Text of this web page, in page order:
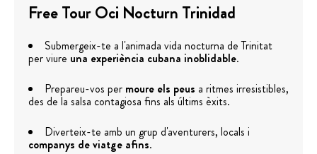
Free Tour Oci Nocturn Trinidad
Submergeix-te a l'animada vida nocturna de Trinitat
per viure una experiència cubana inoblidable.
Prepareu-vos per moure els peus a ritmes irresistibles,
des de la salsa contagiosa fins als últims èxits.
Diverteix-te amb un grup d'aventurers, locals i
companys de viatge afins.